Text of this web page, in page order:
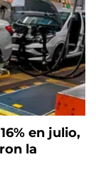
en julio,
la